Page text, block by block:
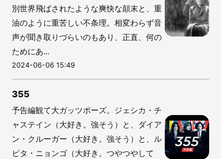
別世界飛ばされたような爽快な顛末と、重
油のように重苦しい不条理。相変わらず音
声が聞き取りづらいのもあり、正直、何の
ためにあ...
2024-06-06 15:49
355
予告編観て大ガッツポーズ。ジェシカ・チ
ャステイン（大好き。強そう）と、ダイア
ン・クルーガー（大好き。強そう）と、ル
ピタ・ニョンゴ（大好き。つやつやして